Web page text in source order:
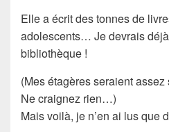
Elle a écrit des tonnes de
adolescents… Je devrais
bibliothèque !
(Mes étagères seraient assez
Ne craignez rien…)
Mais voilà, je n’en ai lus que